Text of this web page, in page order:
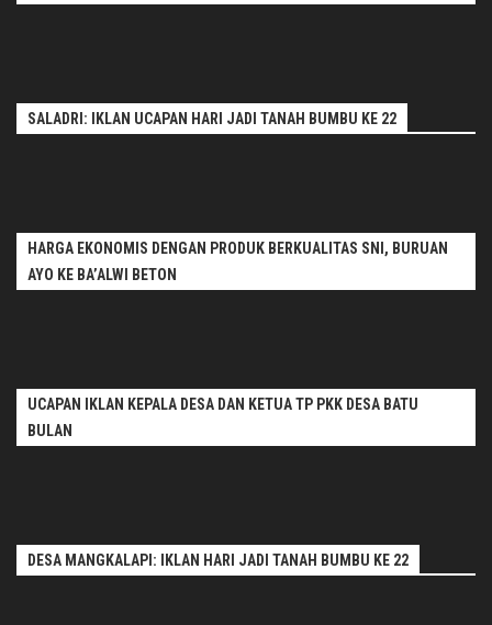
SALADRI: IKLAN UCAPAN HARI JADI TANAH BUMBU KE 22
HARGA EKONOMIS DENGAN PRODUK BERKUALITAS SNI, BURUAN
AYO KE BA’ALWI BETON
UCAPAN IKLAN KEPALA DESA DAN KETUA TP PKK DESA BATU
BULAN
DESA MANGKALAPI: IKLAN HARI JADI TANAH BUMBU KE 22